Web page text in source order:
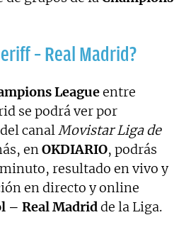
– Real Madrid?
Leagueentre
se podrá ver por
canalMovistar Liga de
enOKDIARIO, podrás
resultado en vivo y
en directo y online
– Real Madridde la Liga.